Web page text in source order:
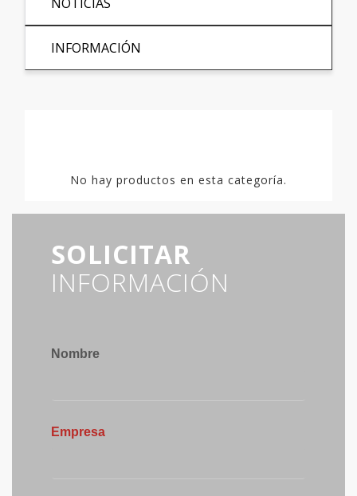
INFORMACIÓN
No hay productos en esta categoría.
SOLICITAR
INFORMACIÓN
Nombre
Empresa